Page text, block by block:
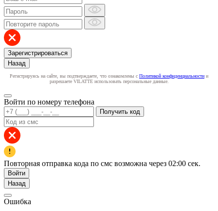
Зарегистрироваться
Назад
Регистрируясь на сайте, вы подтверждаете, что ознакомлены с Политикой конфиденциальности и
разрешаете VILATTE использовать персональные данные.
Войти по номеру телефона
Получить код
Повторная отправка кода по смс возможна через 02:00 сек.
Войти
Назад
Ошибка